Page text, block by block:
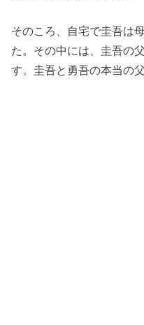
そのころ、自宅で圭吾は
た。その中には、圭吾の
す。圭吾と勇吾の本当の